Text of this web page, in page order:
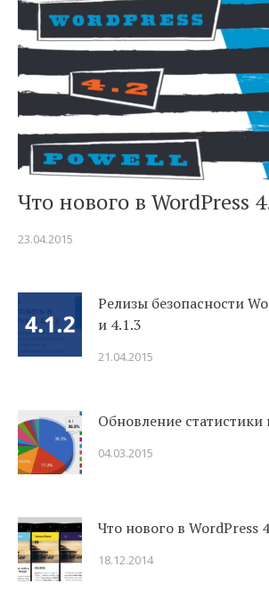
Что нового в WordPress
23.04.2015
Релизы безопасности
и 4.1.3
21.04.2015
Обновление статистики
04.03.2015
Что нового в WordPress
18.12.2014